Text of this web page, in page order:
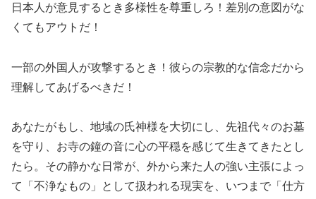
日本人が意見するとき多様性を尊重しろ！差別の意図がな
くてもアウトだ！
一部の外国人が攻撃するとき！彼らの宗教的な信念だから
理解してあげるべきだ！
あなたがもし、地域の氏神様を大切にし、先祖代々のお墓
を守り、お寺の鐘の音に心の平穏を感じて生きてきたとし
たら。その静かな日常が、外から来た人の強い主張によっ
て「不浄なもの」として扱われる現実を、いつまで「仕方